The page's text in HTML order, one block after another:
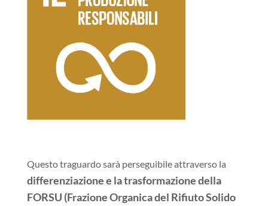
Questo traguardo sarà perseguibile attraverso la
differenziazione e la trasformazione della
FORSU (Frazione Organica del Rifiuto Solido